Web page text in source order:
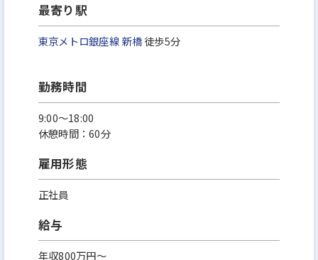
最寄り駅
東京メトロ銀座線新橋徒歩5分
勤務時間
9:00〜18:00
休憩時間：60分
雇用形態
正社員
給与
年収800万円～